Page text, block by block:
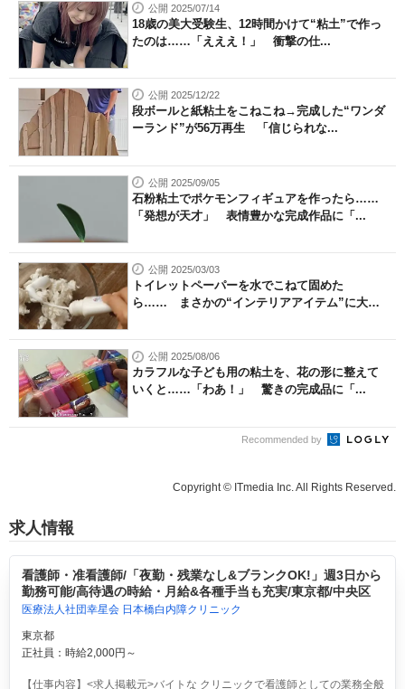
公開 2025/07/14
18歳の美大受験生、12時間かけて“粘土”で作っ
たのは……「えええ！」 衝撃の仕...
公開 2025/12/22
段ボールと紙粘土をこねこね→完成した“ワンダ
ーランド”が56万再生 「信じられな...
公開 2025/09/05
石粉粘土でポケモンフィギュアを作ったら……
「発想が天才」 表情豊かな完成作品に「...
公開 2025/03/03
トイレットペーパーを水でこねて固めた
ら…… まさかの“インテリアアイテム”に大
公開 2025/08/06
カラフルな子ども用の粘土を、花の形に整えて
いくと……「わあ！」 驚きの完成品に「...
Recommended by
Copyright © ITmedia Inc. All Rights Reserved.
求人情報
看護師・准看護師/「夜勤・残業なし&ブランクOK!」週3日から
勤務可能/高待遇の時給・月給&各種手当も充実/東京都/中央区
医療法人社団幸星会 日本橋白内障クリニック
東京都
正社員：時給2,000円～
【仕事内容】<求人掲載元>バイトな クリニックで看護師としての業務全般